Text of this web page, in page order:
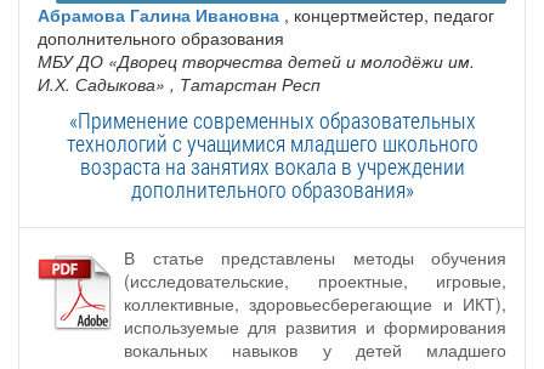
Абрамова Галина Ивановна , концертмейстер, педагог
дополнительного образования
МБУ ДО «Дворец творчества детей и молодёжи им.
И.Х. Садыкова» , Татарстан Респ
«Применение современных образовательных
технологий с учащимися младшего школьного
возраста на занятиях вокала в учреждении
дополнительного образования»
В статье представлены методы обучения
(исследовательские, проектные, игровые,
коллективные, здоровьесберегающие и ИКТ),
используемые для развития и формирования
вокальных навыков у детей младшего